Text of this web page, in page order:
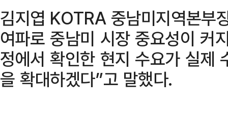
김지엽 KOTRA 중남미지역본부
여파로 중남미 시장 중요성이 커
정에서 확인한 현지 수요가 실제
을 확대하겠다”고 말했다.